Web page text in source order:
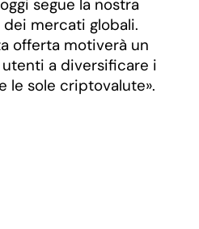
segue la nostra
mercati globali.
offerta motiverà un
a diversificare i
le sole criptovalute».